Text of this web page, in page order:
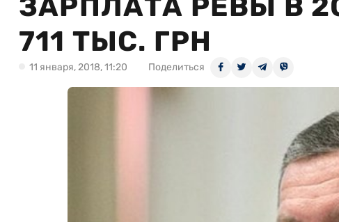
ЗАРПЛАТА РЕВЫ В
711 ТЫС. ГРН
11 января, 2018, 11:20 Поделиться